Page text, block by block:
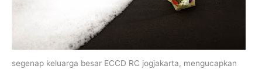
segenap keluarga besar ECCD RC jogjakarta, mengucapkan